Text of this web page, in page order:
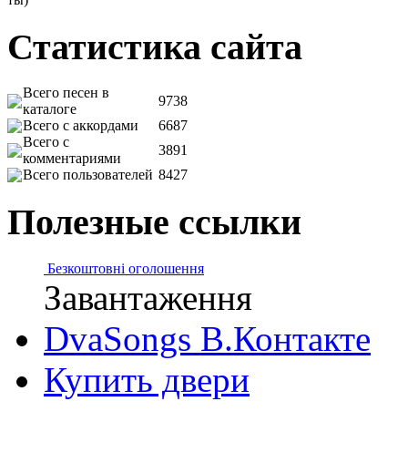
Статистика сайта
Всего песен в
каталоге
9738
Всего с аккордами
6687
Всего с
комментариями
3891
Всего пользователей 8427
Полезные ссылки
Безкоштовні оголошення
Завантаження
DvaSongs В.Контакте
Купить двери